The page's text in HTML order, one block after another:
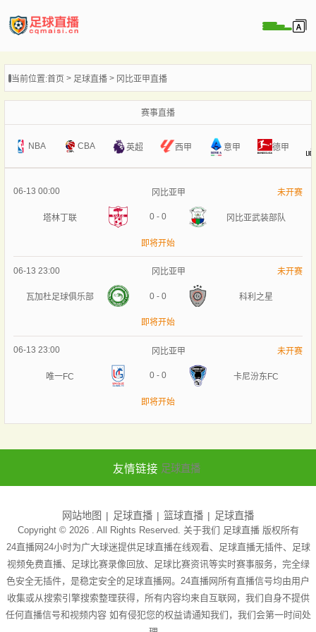
播
像
闻
当前位置:首页 足球直播 冈比亚甲直播
赛事直播
NBA CBA 英超 西甲 意甲 德甲
06-13 00:00 冈比亚甲 未开赛
塔林丁联 0 - 0 冈比亚武装部队
即将开始
06-13 23:00 冈比亚甲 未开赛
瓦加杜足球俱乐部 0 - 0 科利之星
即将开始
06-13 23:00 冈比亚甲 未开赛
唯一FC 0 - 0 卡尼汾东FC
即将开始
友情链接 足球直播
网站地图 足球直播 篮球直播 足球直播
Copyright © 2026 . All Rights Reserved. 关于我们 足球直播版权所有
24直播网24小时为广大球迷提供足球直播在线观看、足球直播无插件、足球
视频免费直播、足球比赛录像回放、足球比赛资讯等实时赛事服务，完全绿
色安全无插件，是稳定安全的足球直播网。24直播网所有直播信号均由用户
收集或从搜索引擎搜索整理获得，所有内容均来自互联网，我们自身不提供
任何直播信号和视频内容 如有侵犯您的权益请通知我们，我们会第一时间处